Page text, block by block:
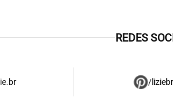
REDES
/liziebr